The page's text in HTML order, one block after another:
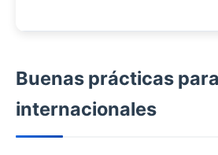
Buenas prácticas
internacionales